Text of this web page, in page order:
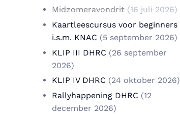
Midzomeravondrit(16 juli 2026)
Kaartleescursus voor beginners
i.s.m. KNAC (5 september 2026)
KLIP III DHRC (26 september
2026)
KLIP IV DHRC (24 oktober 2026)
Rallyhappening DHRC (12
december 2026)